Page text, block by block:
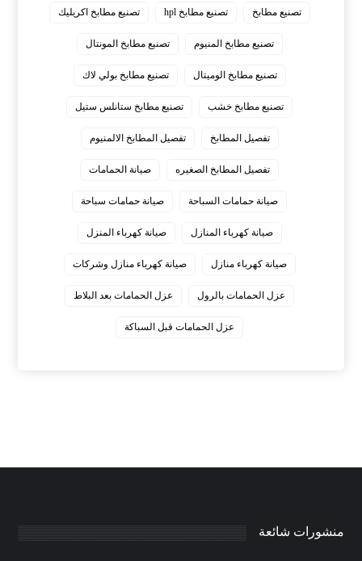
تصنيع مطابخ تصنيع مطابخ hpl تصنيع مطابخ اكريليك
تصنيع مطابخ المنيوم تصنيع مطابخ المونتال
تصنيع مطابخ الوميتال تصنيع مطابخ بولي لاك
تصنيع مطابخ خشب تصنيع مطابخ ستانلس ستيل
تفصيل المطابخ تفصيل المطابخ الالمنيوم
تفصيل المطابخ الصغيره صيانة الحمامات
صيانة حمامات السباحة صيانة حمامات سباحة
صيانة كهرباء المنازل صيانة كهرباء المنزل
صيانة كهرباء منازل صيانة كهرباء منازل وشركات
عزل الحمامات بالرول عزل الحمامات بعد البلاط
عزل الحمامات قبل السباكة
منشورات شائعة